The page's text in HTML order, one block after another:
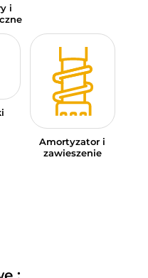
i
Amortyzator i
zawieszenie